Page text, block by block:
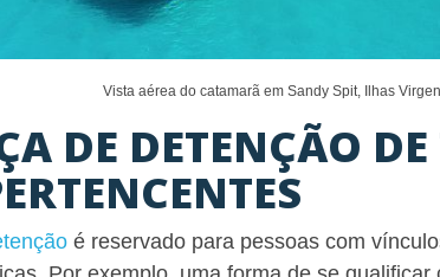
Vista aérea do catamarã em Sandy Spit, Ilhas
DE DETENÇÃO
é reservado para pessoas com